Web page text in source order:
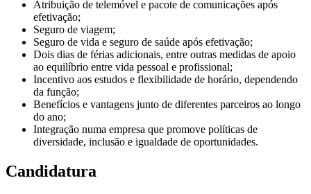
Atribuição de telemóvel e pacote de comunicações após
efetivação;
Seguro de viagem;
Seguro de vida e seguro de saúde após efetivação;
Dois dias de férias adicionais, entre outras medidas de apoio
ao equilíbrio entre vida pessoal e profissional;
Incentivo aos estudos e flexibilidade de horário, dependendo
da função;
Benefícios e vantagens junto de diferentes parceiros ao longo
do ano;
Integração numa empresa que promove políticas de
diversidade, inclusão e igualdade de oportunidades.
Candidatura